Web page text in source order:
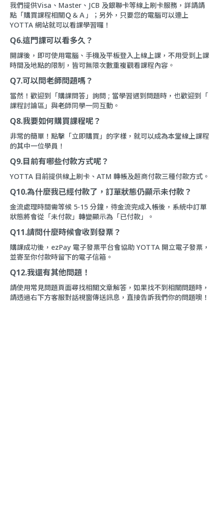
我們提供Visa、Master、JCB 及銀聯卡等線上刷卡服務，詳請請
點「購買課程相關Ｑ＆Ａ」；另外，只要您的電腦可以連上
YOTTA 網站就可以看課學習囉！
Q6.這門課可以看多久？
開課後，即可使用電腦、手機及平板登入上線上課，不用受到上課
時間及地點的限制，皆可無限次數重複觀看課程內容。
Q7.可以問老師問題嗎？
當然！歡迎到「購課問答」詢問 ; 當學習遇到問題時，也歡迎到「
課程討論區」與老師同學一同互動。
Q8.我要如何購買課程呢？
非常的簡單！點擊「立即購買」的字樣，就可以成為本堂線上課程
的其中一位學員！
Q9.目前有哪些付款方式呢？
YOTTA 目前提供線上刷卡、ATM 轉帳及超商付款三種付款方式。
Q10.為什麼我已經付款了，訂單狀態仍顯示未付款？
金流處理時間需等候 5-15 分鐘，待金流完成入帳後，系統中訂單
狀態將會從「未付款」轉變顯示為「已付款」。
Q11.請問什麼時候會收到發票？
購課成功後，ezPay 電子發票平台會協助 YOTTA 開立電子發票，
並寄至你付款時留下的電子信箱。
Q12.我還有其他問題！
請使用常見問題頁面尋找相關文章解答，如果找不到相關問題時，
請透過右下方客服對話視窗傳送訊息，直接告訴我們你的問題噢！